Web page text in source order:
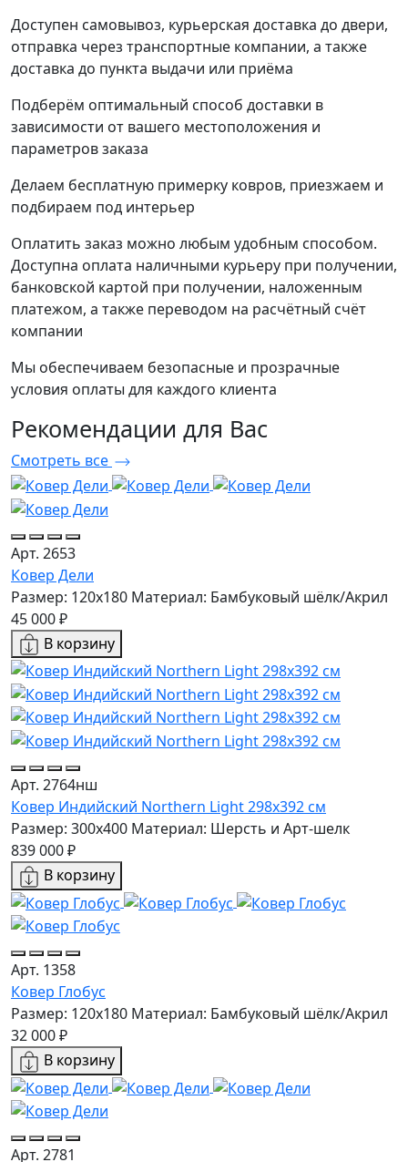
Доступен самовывоз, курьерская доставка до двери,
отправка через транспортные компании, а также
доставка до пункта выдачи или приёма
Подберём оптимальный способ доставки в
зависимости от вашего местоположения и
параметров заказа
Делаем бесплатную примерку ковров, приезжаем и
подбираем под интерьер
Оплатить заказ можно любым удобным способом.
Доступна оплата наличными курьеру при получении,
банковской картой при получении, наложенным
платежом, а также переводом на расчётный счёт
компании
Мы обеспечиваем безопасные и прозрачные
условия оплаты для каждого клиента
Рекомендации для Вас
Смотреть все
Арт. 2653
Ковер Дели
Размер: 120x180 Материал: Бамбуковый шёлк/Акрил
45 000 ₽
В корзину
Арт. 2764нш
Ковер Индийский Northern Light 298x392 см
Размер: 300x400 Материал: Шерсть и Арт-шелк
839 000 ₽
В корзину
Арт. 1358
Ковер Глобус
Размер: 120x180 Материал: Бамбуковый шёлк/Акрил
32 000 ₽
В корзину
Арт. 2781